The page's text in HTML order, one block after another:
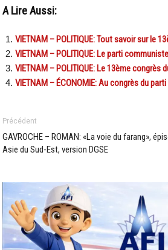
A Lire Aussi:
VIETNAM – POLITIQUE: Tout savoir sur le
VIETNAM – POLITIQUE: Le parti
VIETNAM – POLITIQUE: Le 13ème
VIETNAM – ÉCONOMIE: Au congrès du
Précédent
GAVROCHE – ROMAN: «La voie du farang»,
Asie du Sud-Est, version DGSE